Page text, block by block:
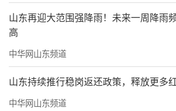
山东再迎大范围强降雨！未来一周降雨
高
中华网山东频道
山东持续推行稳岗返还政策，释放更多
中华网山东频道